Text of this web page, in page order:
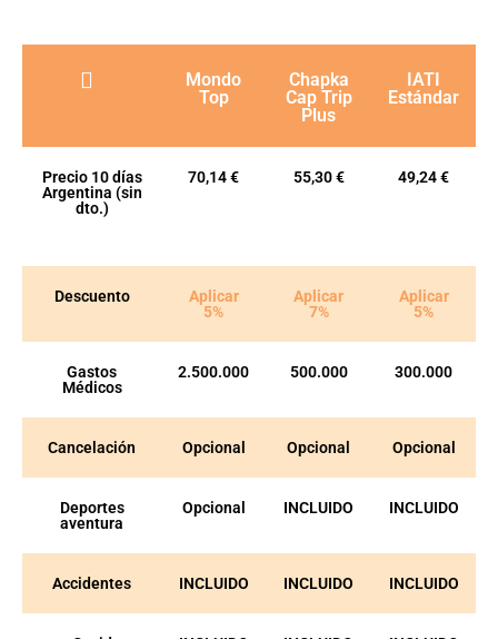
Mondo
Top
Chapka
Cap Trip
Plus
IATI
Estándar
Precio 10 días
Argentina (sin
dto.)
70,14 € 55,30 € 49,24 €
Descuento
Aplicar
5%
Aplicar
7%
Aplicar
5%
Gastos
Médicos
2.500.000 500.000 300.000
Cancelación Opcional Opcional Opcional
Deportes
aventura
Opcional INCLUIDO INCLUIDO
Accidentes INCLUIDO INCLUIDO INCLUIDO